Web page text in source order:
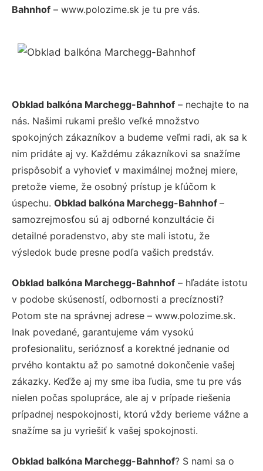
Bahnhof – www.polozime.sk je tu pre vás.
Obklad balkóna Marchegg-Bahnhof – nechajte to na
nás. Našimi rukami prešlo veľké množstvo
spokojných zákazníkov a budeme veľmi radi, ak sa k
nim pridáte aj vy. Každému zákazníkovi sa snažíme
prispôsobiť a vyhovieť v maximálnej možnej miere,
pretože vieme, že osobný prístup je kľúčom k
úspechu. Obklad balkóna Marchegg-Bahnhof –
samozrejmosťou sú aj odborné konzultácie či
detailné poradenstvo, aby ste mali istotu, že
výsledok bude presne podľa vašich predstáv.
Obklad balkóna Marchegg-Bahnhof – hľadáte istotu
v podobe skúseností, odbornosti a precíznosti?
Potom ste na správnej adrese – www.polozime.sk.
Inak povedané, garantujeme vám vysokú
profesionalitu, serióznosť a korektné jednanie od
prvého kontaktu až po samotné dokončenie vašej
zákazky. Keďže aj my sme iba ľudia, sme tu pre vás
nielen počas spolupráce, ale aj v prípade riešenia
prípadnej nespokojnosti, ktorú vždy berieme vážne a
snažíme sa ju vyriešiť k vašej spokojnosti.
Obklad balkóna Marchegg-Bahnhof? S nami sa o